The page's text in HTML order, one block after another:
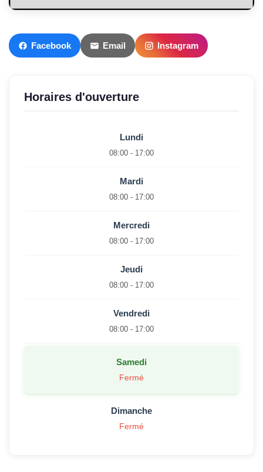
Facebook Email Instagram
Horaires d'ouverture
Lundi
08:00 - 17:00
Mardi
08:00 - 17:00
Mercredi
08:00 - 17:00
Jeudi
08:00 - 17:00
Vendredi
08:00 - 17:00
Samedi
Fermé
Dimanche
Fermé